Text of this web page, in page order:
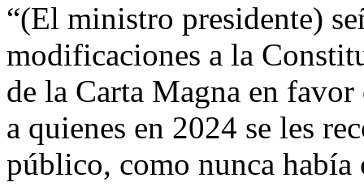
“(El ministro presidente)
modificaciones a la
de la Carta Magna en
a quienes en 2024 se les
público, como nunca